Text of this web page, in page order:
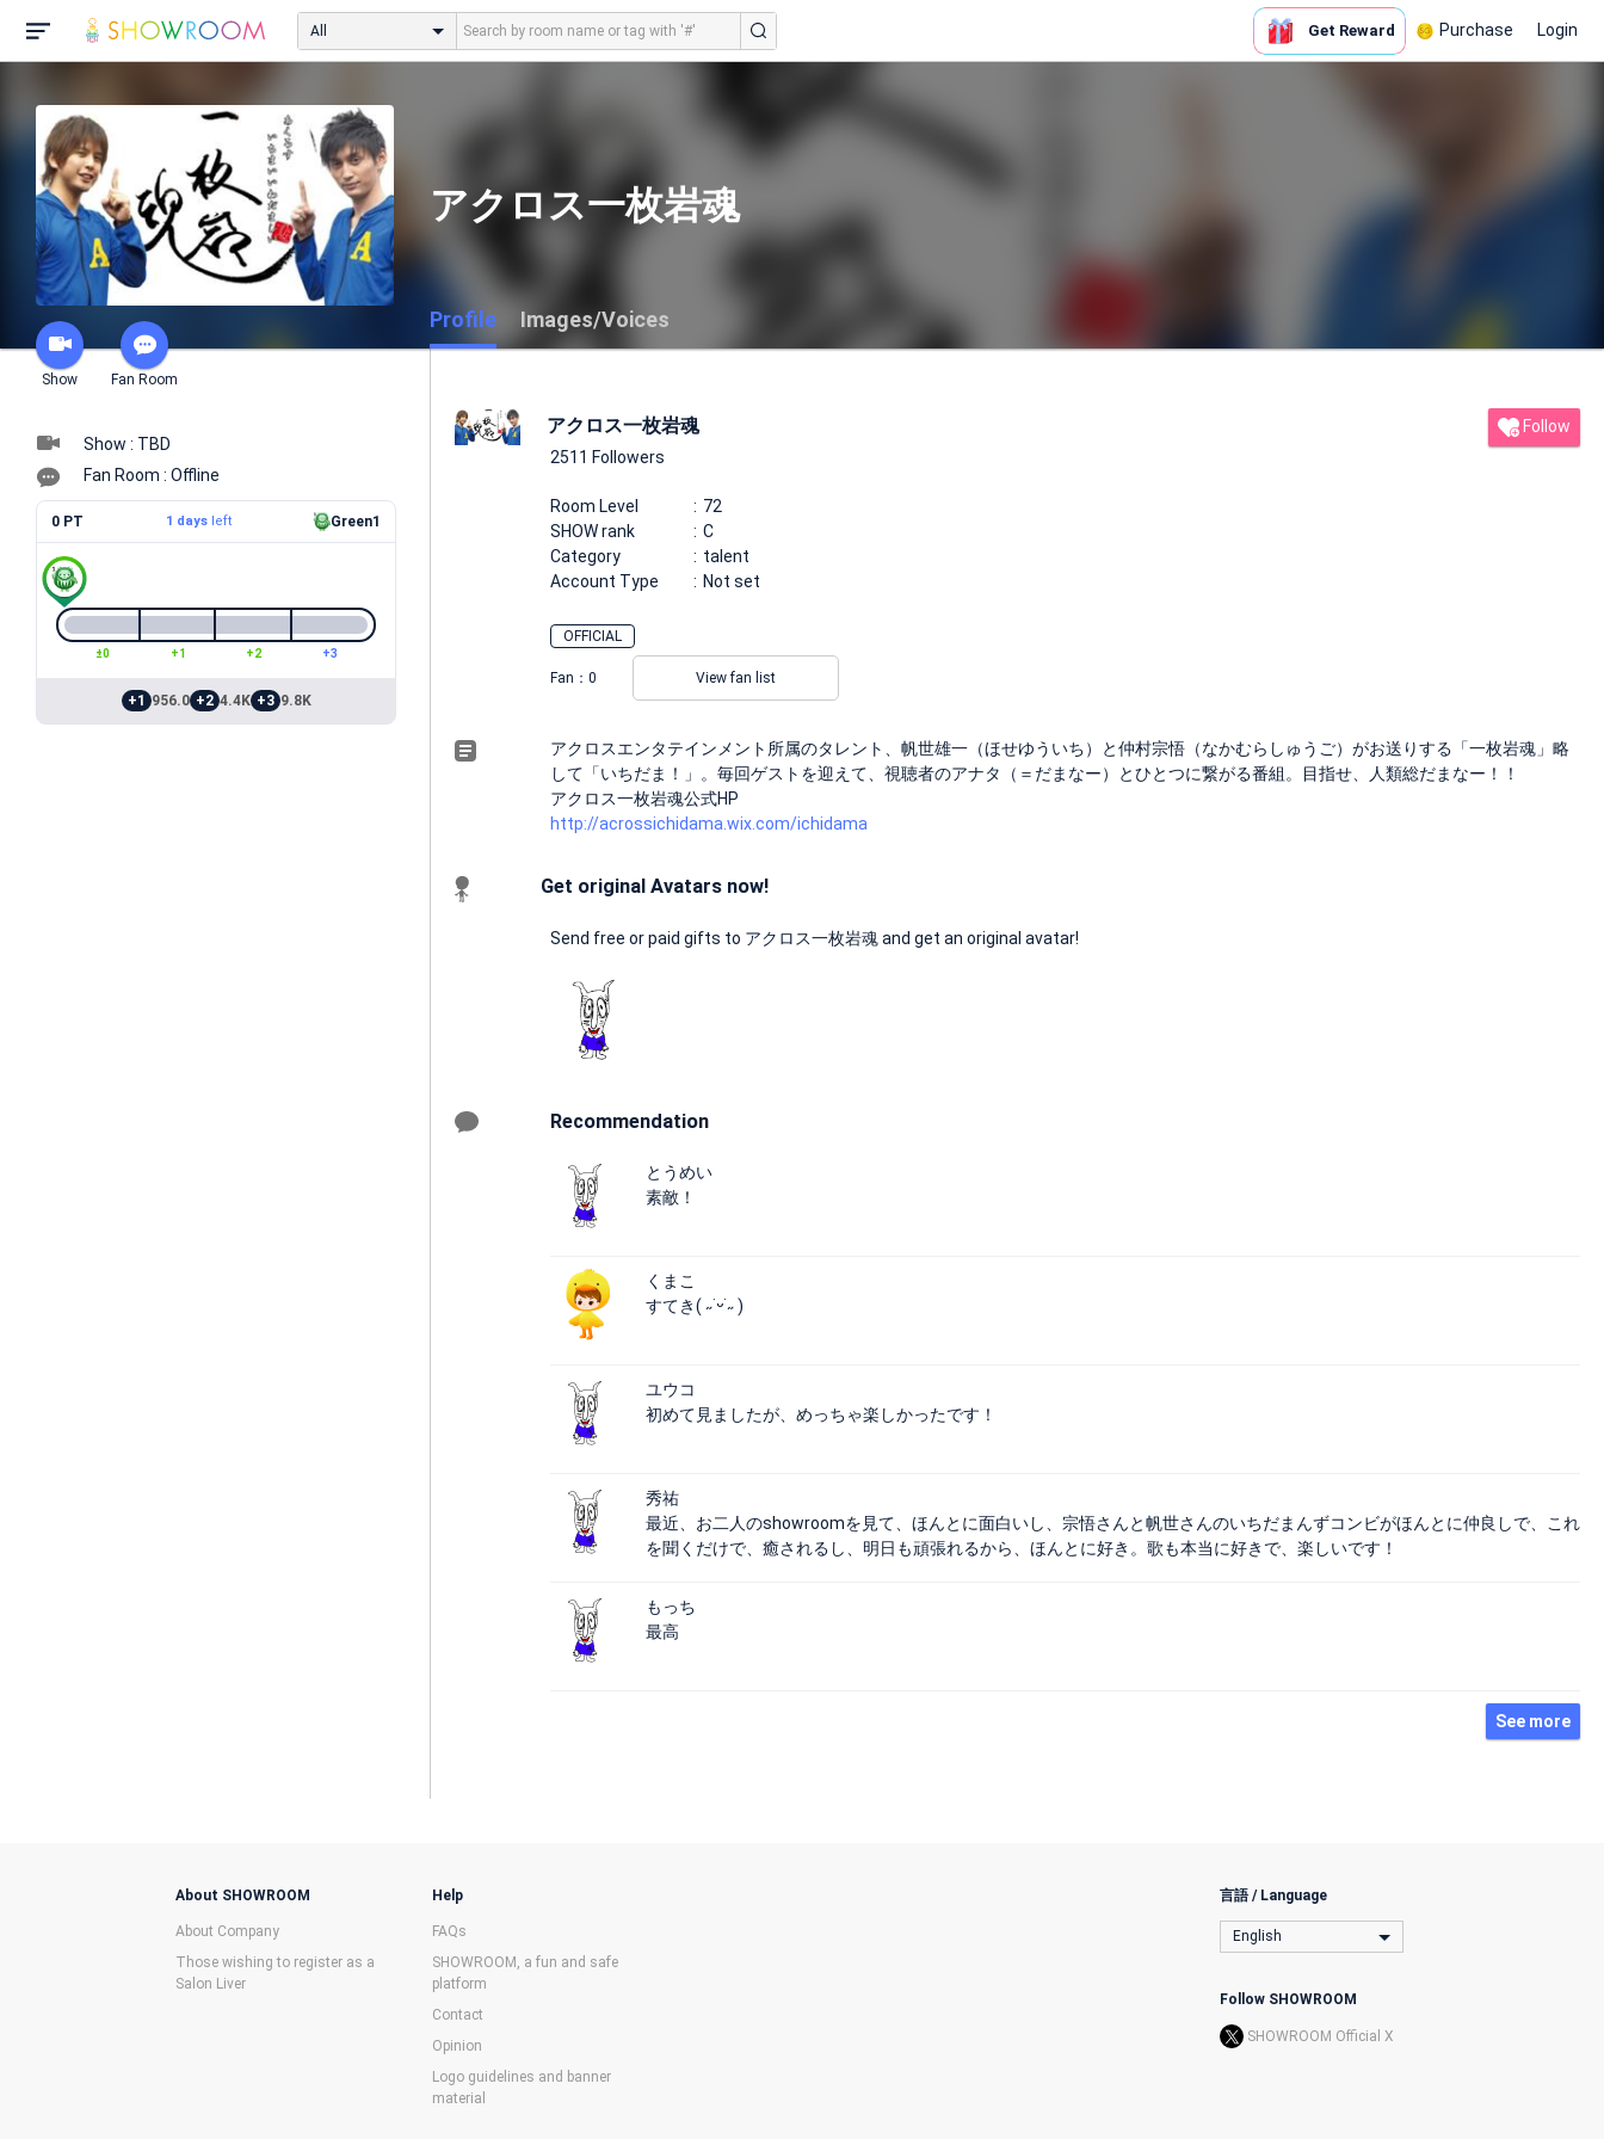
All Get Reward Purchase Login
Show Fan Room
アクロス一枚岩魂
Profile Images/Voices
Show : TBD
Fan Room : Offline
0 PT 1 daysleft Green1
±0 +1 +2 +3
+1 956.0 +2 4.4K +3 9.8K
アクロス一枚岩魂
2511 Followers
Follow
Room Level
72
SHOW rank
C
Category
talent
Account Type
Not set
OFFICIAL
Fan： 0 View fan list
アクロスエンタテインメント所属のタレント、帆世雄一（ほせゆういち）と仲村宗悟（なかむらしゅうご）がお送りする「一枚岩魂」略
して「いちだま！」。毎回ゲストを迎えて、視聴者のアナタ（＝だまなー）とひとつに繋がる番組。目指せ、人類総だまなー！！
アクロス一枚岩魂公式HP
http://acrossichidama.wix.com/ichidama
Get original Avatars now!
Send free or paid gifts to アクロス一枚岩魂 and get an original avatar!
Recommendation
とうめい
素敵！
くまこ
すてき( ˶˙ᵕ˙˶ )
ユウコ
初めて見ましたが、めっちゃ楽しかったです！
秀祐
最近、お二人のshowroomを見て、ほんとに面白いし、宗悟さんと帆世さんのいちだまんずコンビがほんとに仲良しで、これ
を聞くだけで、癒されるし、明日も頑張れるから、ほんとに好き。歌も本当に好きで、楽しいです！
もっち
最高
See more
About SHOWROOM
About Company
Those wishing to register as a
Salon Liver
Help
FAQs
SHOWROOM, a fun and safe
platform
Contact
Opinion
Logo guidelines and banner
material
言語 / Language
English
Follow SHOWROOM
SHOWROOM Official X